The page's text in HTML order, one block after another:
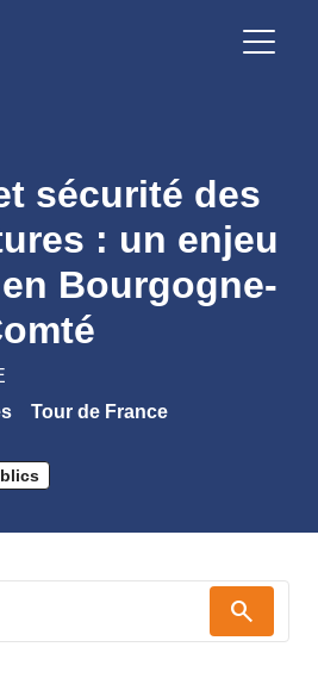
sécurité des
: un enjeu
Bourgogne-
Tour de France
search